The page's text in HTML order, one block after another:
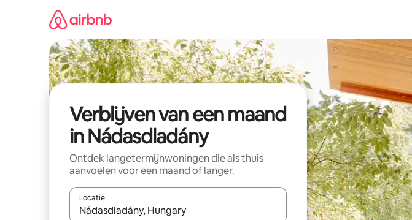
Verblijven van een maand
in Nádasdladány
Ontdek langetermijnwoningen die als thuis
aanvoelen voor een maand of langer.
Locatie
Wanneer er resultaten beschikbaar zijn, maak je een keuze met je de